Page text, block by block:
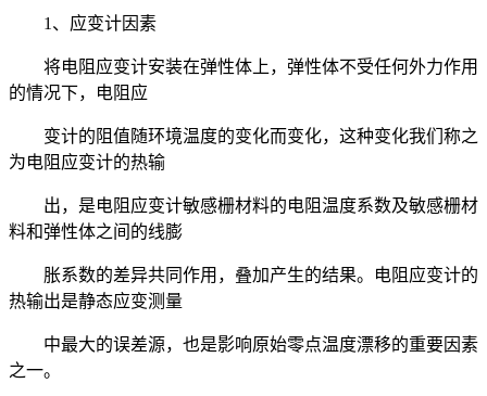
1、应变计因素
将电阻应变计安装在弹性体上，弹性体不受任何外力作用
的情况下，电阻应
变计的阻值随环境温度的变化而变化，这种变化我们称之
为电阻应变计的热输
出，是电阻应变计敏感栅材料的电阻温度系数及敏感栅材
料和弹性体之间的线膨
胀系数的差异共同作用，叠加产生的结果。电阻应变计的
热输出是静态应变测量
中最大的误差源，也是影响原始零点温度漂移的重要因素
之一。